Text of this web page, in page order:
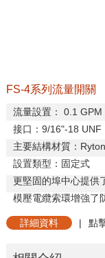
FS-4系列流量開關
流量設置： 0.1 GPM
接口： 9/16"-18 UNF
主要結構材質：
設置類型：固定式
更堅固的埠中心提供
模壓電纜索環增強了
詳細資料 | 點